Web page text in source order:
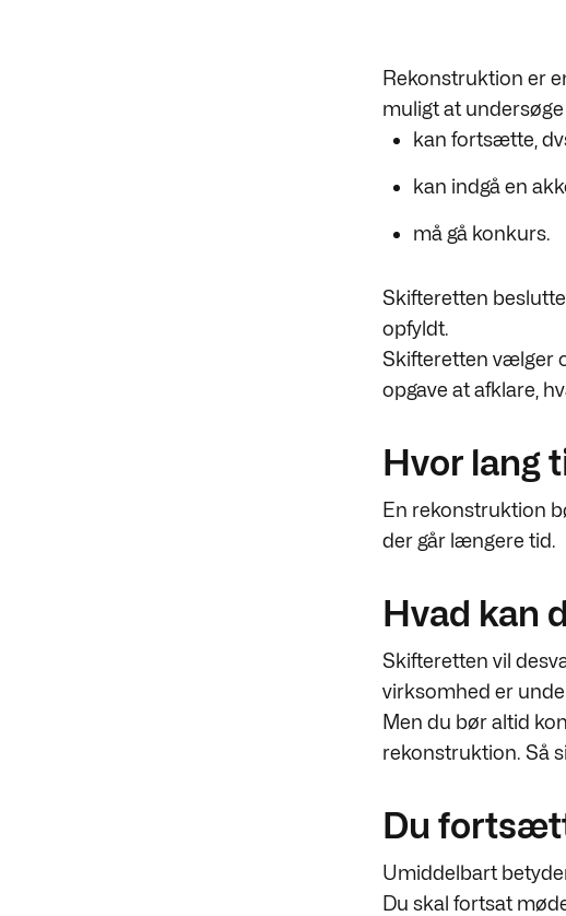
Rekonstruktion er
muligt at
kan fortsætte,
kan indgå en
må gå konkurs.
Skifteretten
opfyldt.
Skifteretten vælger
opgave at afklare,
Hvor lang
En rekonstruktion
der går længere tid.
Hvad kan
Skifteretten vil
virksomhed er
Men du bør altid
rekonstruktion. Så
Du
Umiddelbart
Du skal fortsat